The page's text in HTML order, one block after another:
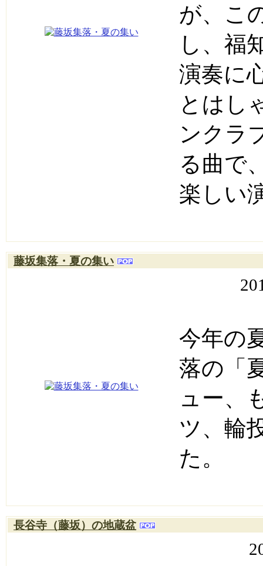
が、こ
し、福
演奏に
とはし
ンクラ
る曲で
楽しい
藤坂集落・夏の集い
今年の
落の「
ュー、
ツ、輪
た。
長谷寺（藤坂）の地蔵盆